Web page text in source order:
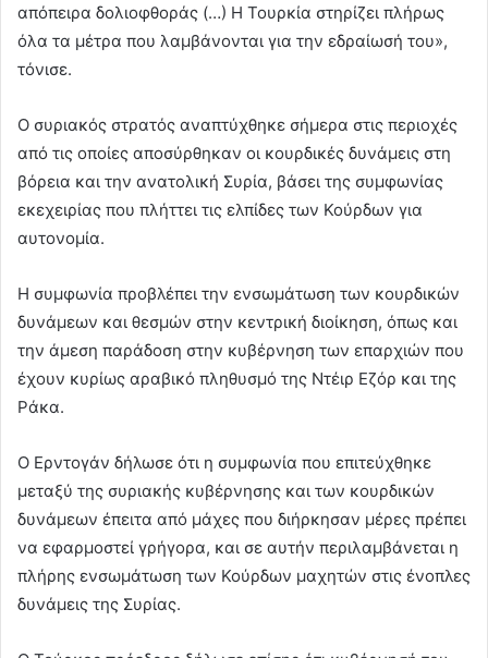
απόπειρα δολιοφθοράς (…) Η Τουρκία στηρίζει πλήρως
όλα τα μέτρα που λαμβάνονται για την εδραίωσή του»,
τόνισε.
Ο συριακός στρατός αναπτύχθηκε σήμερα στις περιοχές
από τις οποίες αποσύρθηκαν οι κουρδικές δυνάμεις στη
βόρεια και την ανατολική Συρία, βάσει της συμφωνίας
εκεχειρίας που πλήττει τις ελπίδες των Κούρδων για
αυτονομία.
Η συμφωνία προβλέπει την ενσωμάτωση των κουρδικών
δυνάμεων και θεσμών στην κεντρική διοίκηση, όπως και
την άμεση παράδοση στην κυβέρνηση των επαρχιών που
έχουν κυρίως αραβικό πληθυσμό της Ντέιρ Εζόρ και της
Ράκα.
Ο Ερντογάν δήλωσε ότι η συμφωνία που επιτεύχθηκε
μεταξύ της συριακής κυβέρνησης και των κουρδικών
δυνάμεων έπειτα από μάχες που διήρκησαν μέρες πρέπει
να εφαρμοστεί γρήγορα, και σε αυτήν περιλαμβάνεται η
πλήρης ενσωμάτωση των Κούρδων μαχητών στις ένοπλες
δυνάμεις της Συρίας.